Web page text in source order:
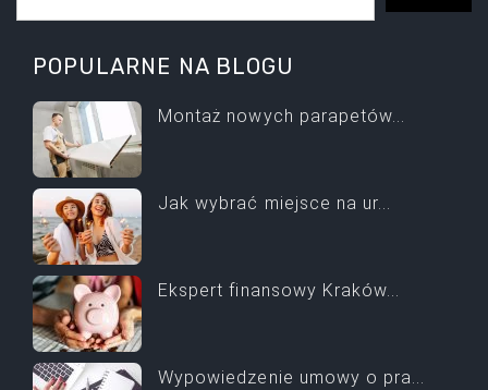
POPULARNE NA BLOGU
Montaż nowych parapetów...
Jak wybrać miejsce na ur...
Ekspert finansowy Kraków...
Wypowiedzenie umowy o pra...